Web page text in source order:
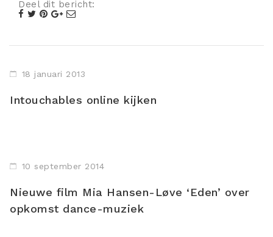
Deel dit bericht:
18 januari 2013
Intouchables online kijken
10 september 2014
Nieuwe film Mia Hansen-Løve ‘Eden’ over
opkomst dance-muziek